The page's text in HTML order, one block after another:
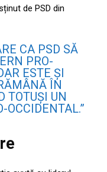
de PSD din
CA PSD SĂ
PRO-
ESTE ȘI
ÎN
TOTUȘI UN
OCCIDENTAL.”